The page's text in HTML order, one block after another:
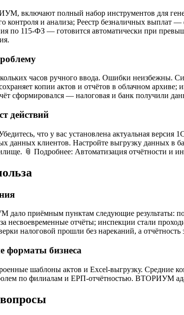
включают полный набор инструментов для
контроля и анализа; Реестр безналичных
по 115-ФЗ — готовится автоматически при
часов ручного ввода. Ошибки
копии актов и отчётов в облачном
сформировался — налоговая и банк получили
действий
что у вас установлена актуальная
данных клиентов. Настройте выгрузку данных в
📎 Подробнее: Автоматизация отчётности и
приёмным пунктам следующие результаты:
несвоевременные отчёты; инспекции стали
налоговой прошли без нареканий, а отчётность
форматы бизнеса
шаблоны актов и Excel-выгрузку.
по филиалам и ЕРП-отчётностью. ВТОРИУМ